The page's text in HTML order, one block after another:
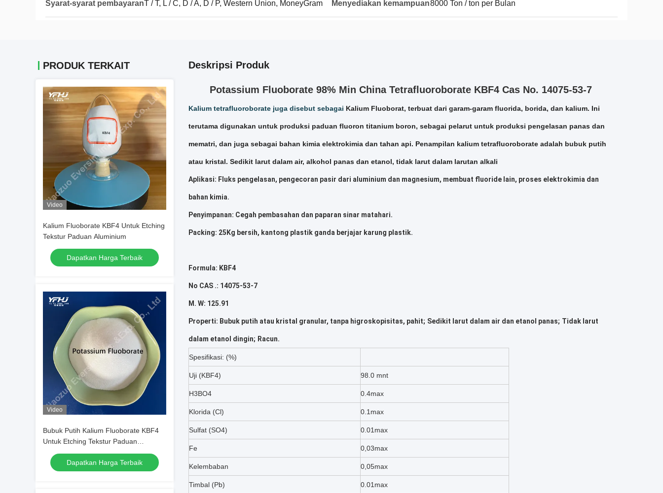
Syarat-syarat pembayaranT / T, L / C, D / A, D / P, Western Union, MoneyGram Menyediakan kemampuan8000 Ton / ton per Bulan
PRODUK TERKAIT
Video
Kalium Fluoborate KBF4 Untuk Etching
Tekstur Paduan Aluminium
Dapatkan Harga Terbaik
Video
Bubuk Putih Kalium Fluoborate KBF4
Untuk Etching Tekstur Paduan
Aluminium
Dapatkan Harga Terbaik
Deskripsi Produk
Potassium Fluoborate 98% Min China Tetrafluoroborate KBF4 Cas No. 14075-53-7
Kalium tetrafluoroborate juga disebut sebagai Kalium Fluoborat, terbuat dari garam-garam fluorida, borida, dan kalium. Ini
terutama digunakan untuk produksi paduan fluoron titanium boron, sebagai pelarut untuk produksi pengelasan panas dan
mematri, dan juga sebagai bahan kimia elektrokimia dan tahan api. Penampilan kalium tetrafluoroborate adalah bubuk putih
atau kristal. Sedikit larut dalam air, alkohol panas dan etanol, tidak larut dalam larutan alkali
Aplikasi: Fluks pengelasan, pengecoran pasir dari aluminium dan magnesium, membuat fluoride lain, proses elektrokimia dan
bahan kimia.
Penyimpanan: Cegah pembasahan dan paparan sinar matahari.
Packing: 25Kg bersih, kantong plastik ganda berjajar karung plastik.
Formula: KBF4
No CAS .: 14075-53-7
M. W: 125.91
Properti: Bubuk putih atau kristal granular, tanpa higroskopisitas, pahit; Sedikit larut dalam air dan etanol panas; Tidak larut
dalam etanol dingin; Racun.
Spesifikasi: (%)
Uji (KBF4) 98.0 mnt
H3BO4 0.4max
Klorida (Cl) 0.1max
Sulfat (SO4) 0.01max
Fe 0,03max
Kelembaban 0,05max
Timbal (Pb) 0.01max